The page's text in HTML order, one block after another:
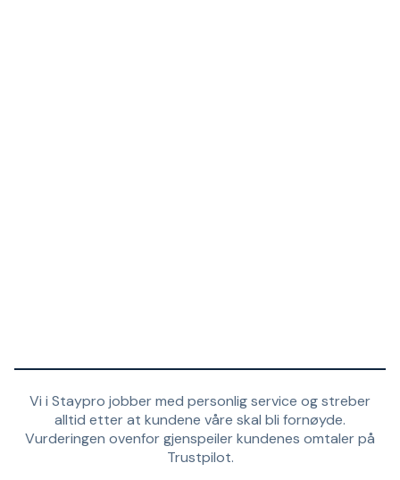
Vi i Staypro jobber med personlig service og streber
alltid etter at kundene våre skal bli fornøyde.
Vurderingen ovenfor gjenspeiler kundenes omtaler på
Trustpilot.